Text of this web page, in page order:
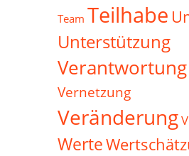
Team Teilhabe
Unterstützung
Verantwortung
Vernetzung
Veränderung
Werte